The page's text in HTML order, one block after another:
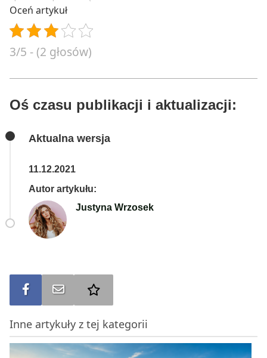
Oceń artykuł
3/5 - (2 głosów)
Oś czasu publikacji i aktualizacji:
Aktualna wersja
11.12.2021
Autor artykułu:
Justyna Wrzosek
Udostępnij na FBWyślij na e-mail
Inne artykuły z tej kategorii